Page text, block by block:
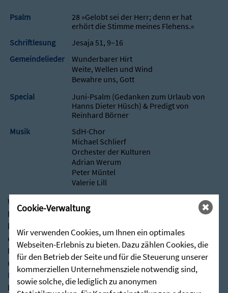
Psalm
28 »Gelobt sei der Herr; denn er hat
erhört die Stimme meines Flehens.«
Schriftlesung
Jesaja 51, 9–16
Gemeindelieder
Wunderbarer Hirt
Weite, Wellen und Wind
Bewahre uns, Gott
Special
Juni-Psalm (Gedanken zum Urlaub von
Hanns Dieter Hüsch) & Predigt von
Reinhard Börner
Musik
SdH-Chor
Michael Schlierf
Orchester der Kulturen
Adrian Werum
Peter Müntel
Valerie Lill
Wir freuen uns über Ihr Interesse an den
Predigtmanuskripten unserer Gottesdienste. Ab sofort
können Sie die Predigtreihen als ansprechende Broschüre
erhalten.
Besuchen Sie hierfür gerne über nachstehenden Link
unseren Shop:
Predigten - Die Zieglerschen (stunde-des-hoechsten.de)
Bei Rückfragen stehen wir Ihnen jederzeit sehr gerne zur
Cookie-Verwaltung
Wir verwenden Cookies, um Ihnen ein optimales
Webseiten-Erlebnis zu bieten. Dazu zählen Cookies, die
für den Betrieb der Seite und für die Steuerung unserer
kommerziellen Unternehmensziele notwendig sind,
sowie solche, die lediglich zu anonymen